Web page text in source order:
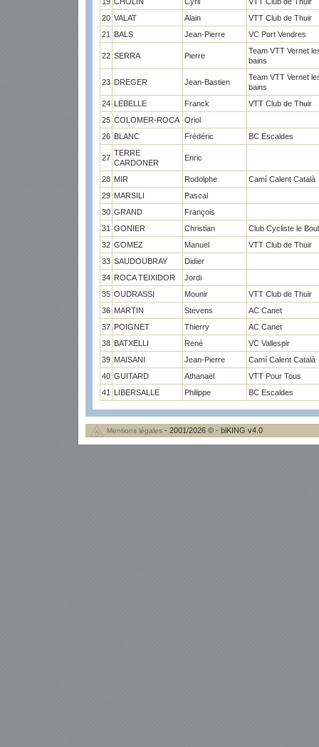
20 VALAT Alain
VTT Club de Thuir
21
BALS Jean-Pierre VC Port Vendres
22 SERRA Pierre
Team VTT Vernet
bains
23 DREGER Jean-Bastien
Team VTT Vernet
bains
24 LEBELLE Franck
VTT Club de Thuir
25 COLOMER-ROCA Oriol
26 BLANC Frédéric BC Escaldes
27
TERRE
CARDONER
Enric
28 MIR Rodolphe
Camí Calent Català
29 MARSILI
Pascal
30 GRAND
François
31 GONIER Christian
Club Cycliste le
32 GOMEZ Manuel
VTT Club de Thuir
33 SAUDOUBRAY
Didier
34 ROCA TEIXIDOR
Jordi
35 OUDRASSI Mounir
VTT Club de Thuir
36 MARTIN Stevens
AC Canet
37 POIGNET Thierry
AC Canet
38 BATXELLI René
VC Vallespir
39 MAISANI Jean-Pierre
Camí Calent Català
40 GUITARD Athanaël
VTT Pour Tous
41
LIBERSALLE Philippe BC Escaldes
Mentions légales - 2001/2026 © - biKING v4.0